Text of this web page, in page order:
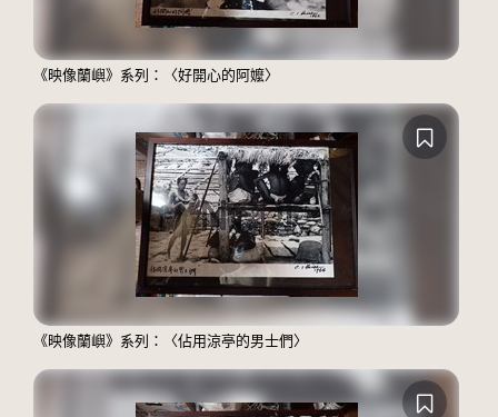
《映像蘭嶼》系列：〈好開心的阿嬤〉
《映像蘭嶼》系列：〈佔用涼亭的男士們〉